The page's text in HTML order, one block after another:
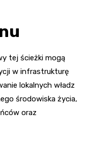
tej ścieżki mogą
w infrastrukturę
lokalnych władz
środowiska życia,
oraz